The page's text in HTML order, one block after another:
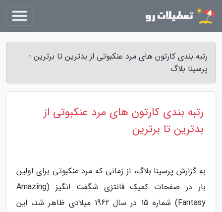
رتبه بندی کارتون های مرد عنکبوتی از بدترین تا برترین -
پرسینا بلاگ
رتبه بندی کارتون های مرد عنکبوتی از
بدترین تا برترین
به گزارش پرسینا بلاگ، از زمانی که مرد عنکبوتی برای اولین
بار در صفحات کمیک فانتزی شگفت انگیز (Amazing
Fantasy) شماره 15 در سال 1962 میلادی ظاهر شد، این